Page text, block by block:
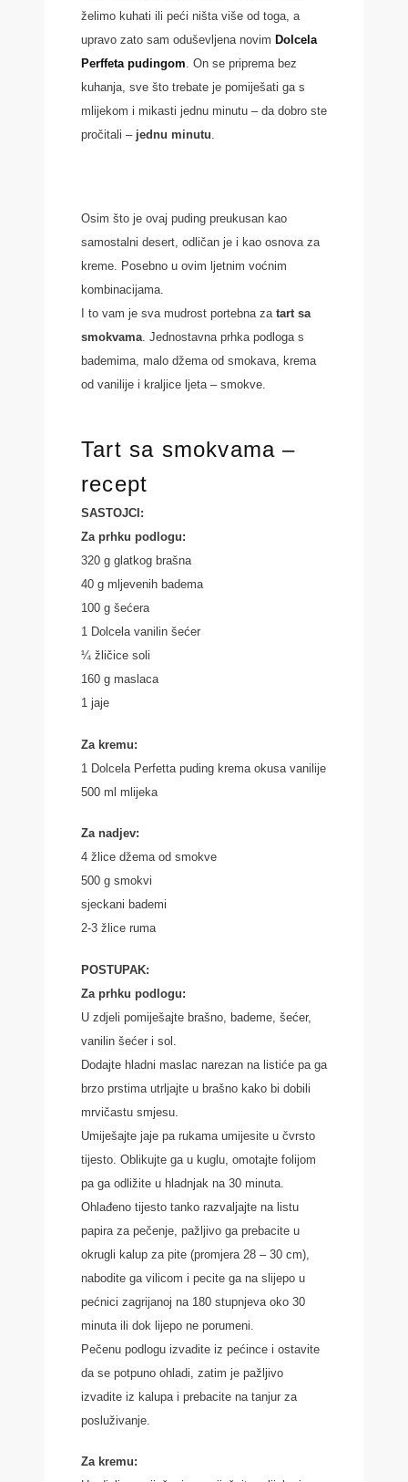
želimo kuhati ili peći ništa više od toga, a
upravo zato sam oduševljena novim Dolcela
Perffeta pudingom. On se priprema bez
kuhanja, sve što trebate je pomiješati ga s
mlijekom i mikasti jednu minutu – da dobro ste
pročitali – jednu minutu.
Osim što je ovaj puding preukusan kao
samostalni desert, odličan je i kao osnova za
kreme. Posebno u ovim ljetnim voćnim
kombinacijama.
I to vam je sva mudrost portebna za tart sa
smokvama . Jednostavna prhka podloga s
bademima, malo džema od smokava, krema
od vanilije i kraljice ljeta – smokve.
Tart sa smokvama –
recept
SASTOJCI:
Za prhku podlogu:
320 g glatkog brašna
40 g mljevenih badema
100 g šećera
1 Dolcela vanilin šećer
¼ žličice soli
160 g maslaca
1 jaje
Za kremu:
1 Dolcela Perfetta puding krema okusa vanilije
500 ml mlijeka
Za nadjev:
4 žlice džema od smokve
500 g smokvi
sjeckani bademi
2-3 žlice ruma
POSTUPAK:
Za prhku podlogu:
U zdjeli pomiješajte brašno, bademe, šećer,
vanilin šećer i sol.
Dodajte hladni maslac narezan na listiće pa ga
brzo prstima utrljajte u brašno kako bi dobili
mrvičastu smjesu.
Umiješajte jaje pa rukama umijesite u čvrsto
tijesto. Oblikujte ga u kuglu, omotajte folijom
pa ga odližite u hladnjak na 30 minuta.
Ohlađeno tijesto tanko razvaljajte na listu
papira za pečenje, pažljivo ga prebacite u
okrugli kalup za pite (promjera 28 – 30 cm),
nabodite ga vilicom i pecite ga na slijepo u
pećnici zagrijanoj na 180 stupnjeva oko 30
minuta ili dok lijepo ne porumeni.
Pečenu podlogu izvadite iz pećince i ostavite
da se potpuno ohladi, zatim je pažljivo
izvadite iz kalupa i prebacite na tanjur za
posluživanje.
Za kremu: